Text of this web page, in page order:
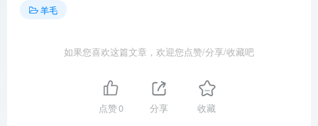
羊毛
如果您喜欢这篇文章，欢迎您点赞/分享/收藏吧
点赞0 分享 收藏